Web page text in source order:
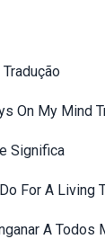
On My Mind
Significa
For A Living
A Todos